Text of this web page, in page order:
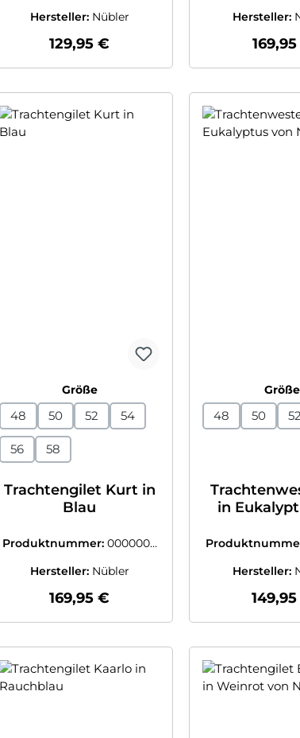
Hersteller: Nübler
Regulärer Preis:
129,95 €
Hersteller:
Größeauswählen
48 50 52 54
56 58
Trachtengilet Kurt in
Blau
Produktnummer:0000003
Hersteller: Nübler
Regulärer Preis:
169,95 €
Größe
48 50 52
in
Hersteller: